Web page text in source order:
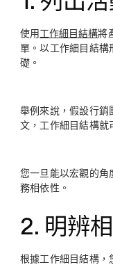
使用工作細目結構將
單。以工作細目結
礎。
舉例來說，假設行銷
文，工作細目結構就
您一旦能以宏觀的角
務相依性。
2. 明辨
根據工作細目結構，